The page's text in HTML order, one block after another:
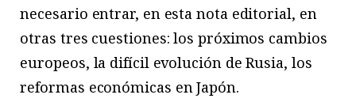
necesario entrar, en esta nota editorial, en
otras tres cuestiones: los próximos cambios
europeos, la difícil evolución de Rusia, los
reformas económicas en Japón.